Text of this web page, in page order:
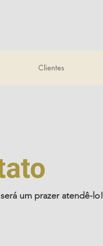
Clientes
um prazer atendê-lo!